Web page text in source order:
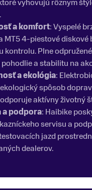
vyhovujú rôznym
a komfort: Vyspelé
MT5 4-piestové diskové
kontrolu. Plne
a stabilitu na
a ekológia:
spôsob
aktívny životný
a podpora: Haibike
servisu a
jazd
dealerov.